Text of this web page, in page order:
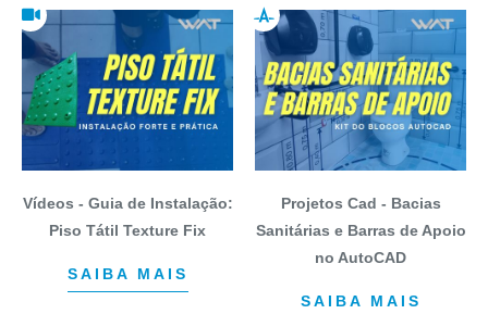
Vídeos - Guia de Instalação:
Piso Tátil Texture Fix
SAIBA MAIS
Projetos Cad - Bacias
Sanitárias e Barras de Apoio
no AutoCAD
SAIBA MAIS